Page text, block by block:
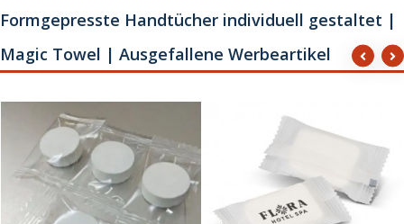
Formgepresste Handtücher individuell gestaltet |
Magic Towel | Ausgefallene Werbeartikel